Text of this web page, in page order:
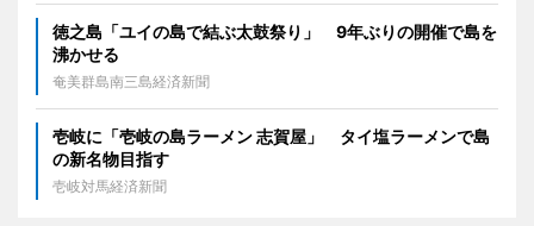
徳之島「ユイの島で結ぶ太鼓祭り」 9年ぶりの開催で島を
沸かせる
奄美群島南三島経済新聞
壱岐に「壱岐の島ラーメン 志賀屋」 タイ塩ラーメンで島
の新名物目指す
壱岐対馬経済新聞